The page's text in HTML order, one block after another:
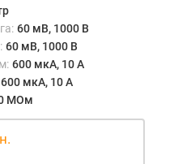
60 мВ, 1000 В
60 мВ, 1000 В
600 мкА, 10 А
600 мкА, 10 А
МОм